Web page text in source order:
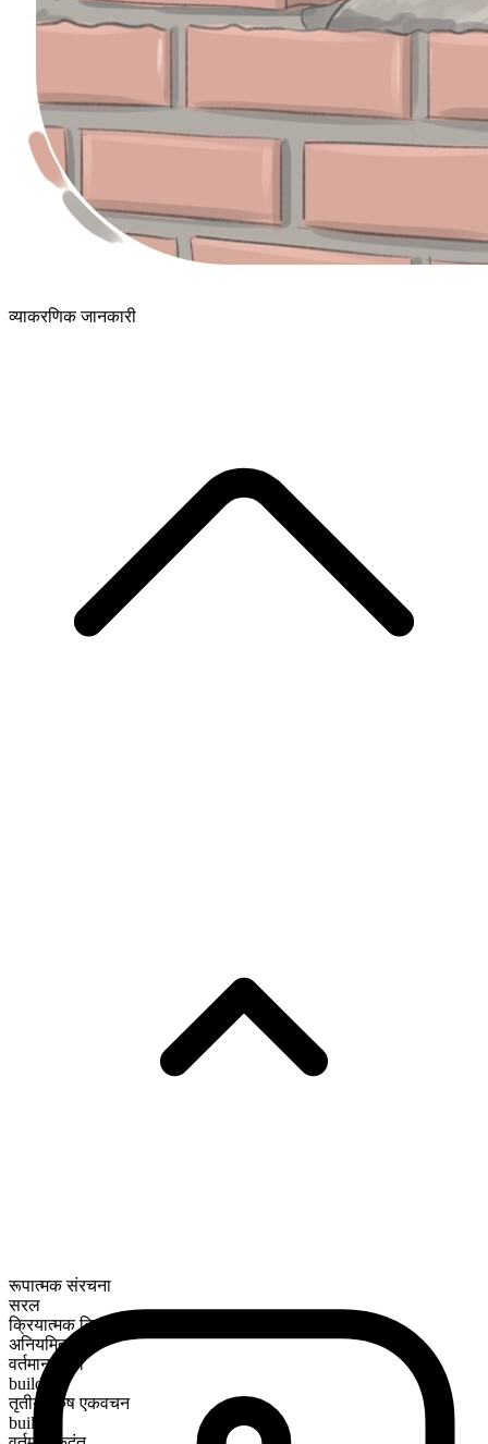
व्याकरणिक जानकारी
रूपात्मक संरचना
सरल
क्रियात्मक क्रिया
अनियमित
वर्तमान काल
build
तृतीय पुरुष एकवचन
builds